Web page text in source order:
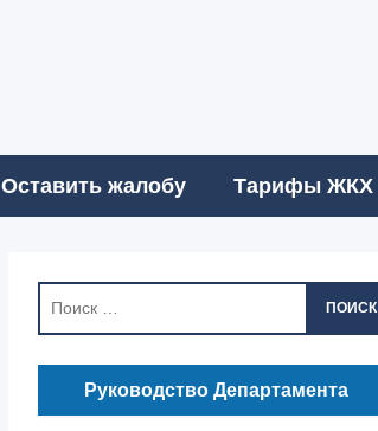
Оставить жалобу Тарифы ЖКХ
ПОИСК
Руководство Департамента